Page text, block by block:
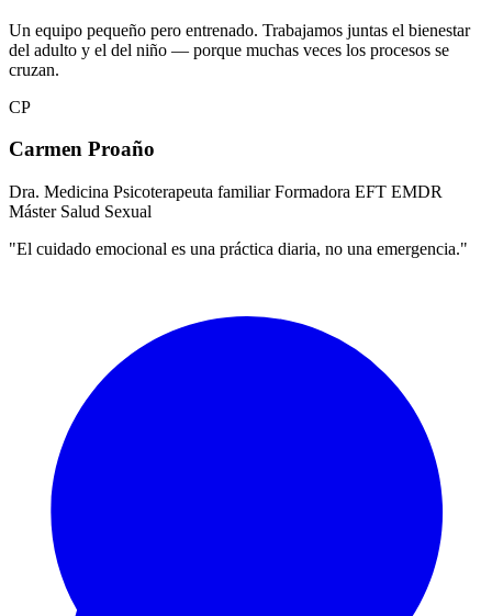
Un equipo pequeño pero entrenado. Trabajamos juntas el bienestar
del adulto y el del niño — porque muchas veces los procesos se
cruzan.
CP
Carmen Proaño
Dra. Medicina Psicoterapeuta familiar Formadora EFT EMDR
Máster Salud Sexual
"El cuidado emocional es una práctica diaria, no una emergencia."